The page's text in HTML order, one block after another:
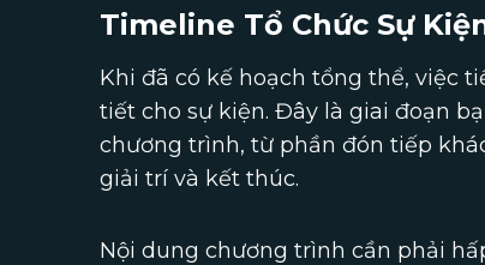
Timeline Tổ Chức Sự
Khi đã có kế hoạch tổng thể, việc
tiết cho sự kiện. Đây là giai đoạn
chương trình, từ phần đón tiếp
giải trí và kết thúc.
Nội dung chương trình cần phải